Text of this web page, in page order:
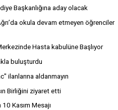
Başkanlığına aday olacak
okula devam etmeyen öğrenciler
Hasta kabulüne Başlıyor
buluşturdu
ilanlarına aldanmayın
Birliğini ziyaret etti
Kasım Mesajı